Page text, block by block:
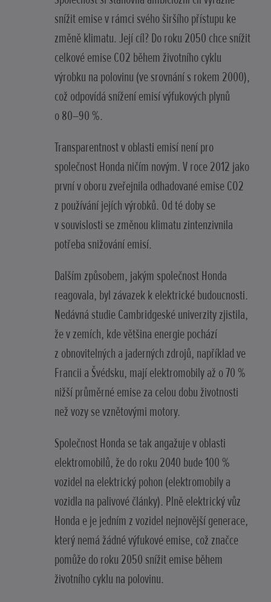
snížit emise v rámci svého širšího přístupu ke
změně klimatu. Její cíl? Do roku 2050 chce snížit
celkové emise CO2 během životního cyklu
výrobku na polovinu (ve srovnání s rokem 2000),
což odpovídá snížení emisí výfukových plynů
o 80–90 %.
Transparentnost v oblasti emisí není pro
společnost Honda ničím novým. V roce 2012 jako
první v oboru zveřejnila odhadované emise CO2
z používání jejích výrobků. Od té doby se
v souvislosti se změnou klimatu zintenzivnila
potřeba snižování emisí.
Dalším způsobem, jakým společnost Honda
reagovala, byl závazek k elektrické budoucnosti.
Nedávná studie Cambridgeské univerzity zjistila,
že v zemích, kde většina energie pochází
z obnovitelných a jaderných zdrojů, například ve
Francii a Švédsku, mají elektromobily až o 70 %
nižší průměrné emise za celou dobu životnosti
než vozy se vznětovými motory.
Společnost Honda se tak angažuje v oblasti
elektromobilů, že do roku 2040 bude 100 %
vozidel na elektrický pohon (elektromobily a
vozidla na palivové články). Plně elektrický vůz
Honda e je jedním z vozidel nejnovější generace,
který nemá žádné výfukové emise, což značce
pomůže do roku 2050 snížit emise během
životního cyklu na polovinu.